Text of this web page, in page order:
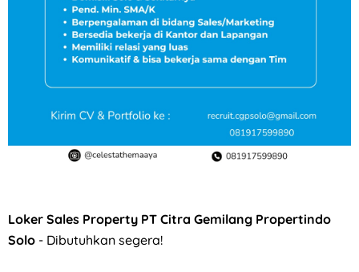
Loker QC, PPIC, Operator Flexo di PT Quark Quality Pack
Loker Sales Property PT Citra Gemilang Propertindo
Solo - Dibutuhkan segera!